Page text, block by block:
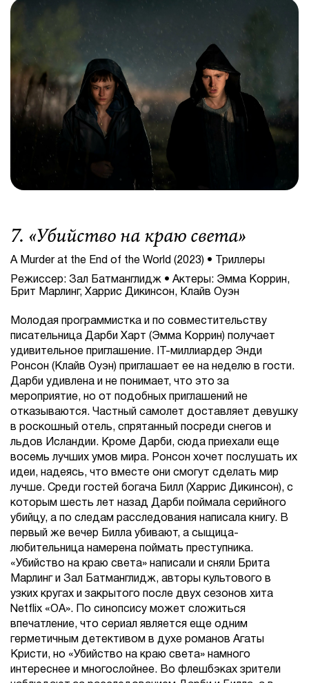
7. «Убийство на краю света»
A Murder at the End of the World (2023) • Триллеры
Режиссер: Зал Батманглидж • Актеры: Эмма Коррин,
Брит Марлинг, Харрис Дикинсон, Клайв Оуэн
Молодая программистка и по совместительству
писательница Дарби Харт (Эмма Коррин) получает
удивительное приглашение. IT-миллиардер Энди
Ронсон (Клайв Оуэн) приглашает ее на неделю в гости.
Дарби удивлена и не понимает, что это за
мероприятие, но от подобных приглашений не
отказываются. Частный самолет доставляет девушку
в роскошный отель, спрятанный посреди снегов и
льдов Исландии. Кроме Дарби, сюда приехали еще
восемь лучших умов мира. Ронсон хочет послушать их
идеи, надеясь, что вместе они смогут сделать мир
лучше. Среди гостей богача Билл (Харрис Дикинсон), с
которым шесть лет назад Дарби поймала серийного
убийцу, а по следам расследования написала книгу. В
первый же вечер Билла убивают, а сыщица-
любительница намерена поймать преступника.
«Убийство на краю света» написали и сняли Брита
Марлинг и Зал Батманглидж, авторы культового в
узких кругах и закрытого после двух сезонов хита
Netflix «ОА». По синопсису может сложиться
впечатление, что сериал является еще одним
герметичным детективом в духе романов Агаты
Кристи, но «Убийство на краю света» намного
интереснее и многослойнее. Во флешбэках зрители